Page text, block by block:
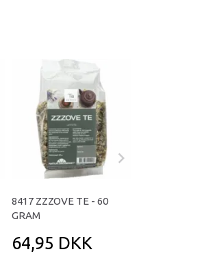
8417 ZZZOVE TE - 60
GRAM
64,95 DKK